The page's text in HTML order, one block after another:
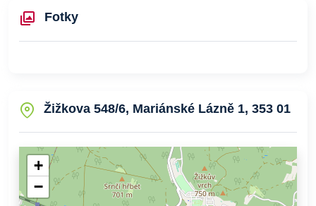
Fotky
Žižkova 548/6, Mariánské Lázně 1, 353 01
+
−